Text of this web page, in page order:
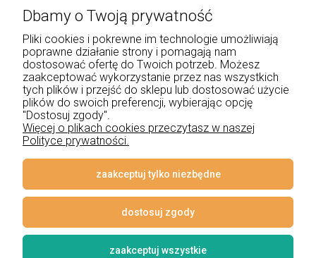
+48 534 555 344
sklep@noxbox.pl
Pomoc
Płatności i dostawa
Informacje
Dbamy o Twoją prywatność
Pliki cookies i pokrewne im technologie umożliwiają
poprawne działanie strony i pomagają nam
dostosować ofertę do Twoich potrzeb. Możesz
zaakceptować wykorzystanie przez nas wszystkich
tych plików i przejść do sklepu lub dostosować użycie
plików do swoich preferencji, wybierając opcję
"Dostosuj zgody".
Więcej o plikach cookies przeczytasz w naszej
Polityce prywatności.
zaakceptuj tylko niezbędne
dostosuj zgody
zaakceptuj wszystkie